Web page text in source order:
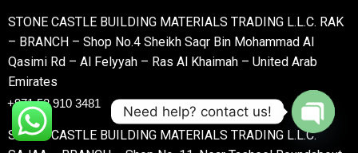
STONE CASTLE BUILDING MATERIALS TRADING L.L.C. RAK
– BRANCH – Shop No.4 Sheikh Saqr Bin Mohammad Al
Qasimi Rd – Al Felyyah – Ras Al Khaimah – United Arab
Emirates
+971 52 910 3481
STONE CASTLE BUILDING MATERIALS TRADING L.L.C.
Need help? contact us!
OPEN